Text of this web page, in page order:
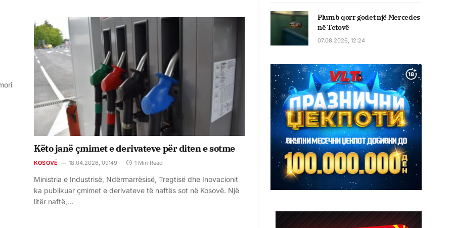
Këto janë çmimet e derivateve për diten e sotme
KOSOVË 18.04.2026, 09:49 1 Min Read
Ministria e Industrisë, Ndërmarrësisë, Tregtisë dhe Inovacionit
ka publikuar çmimet e derivateve të naftës sot në Kosovë. Një
litër naftë,…
Plumb qorr godet një Mercedes
në Tetovë
07.08.2026, 12:24